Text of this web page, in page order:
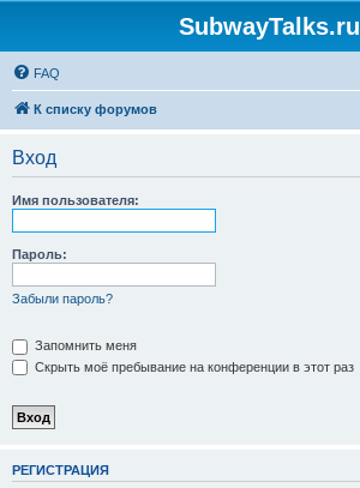
SubwayTalks.ru
FAQ
К списку форумов
Вход
Имя пользователя:
Пароль:
Забыли пароль?
Запомнить меня
Скрыть моё пребывание на конференции в этот раз
РЕГИСТРАЦИЯ